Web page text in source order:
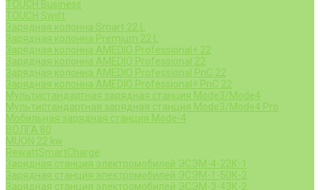
TOUCH Business
TOUCH Swift
Зарядная колонна Smart 22 L
Зарядная колонна Premium 22 L
Зарядная колонна AMEDIO Professional+ 22
Зарядная колонна AMEDIO Professional 22
Зарядная колонна AMEDIO Professional PnC 22
Зарядная колонна AMEDIO Professional+ PnC 22
Мультистандартная зарядная станция Mode3/Mode4
Мультистандартная зарядная станция Mode3/Mode4 Pro
Мобильная зарядная станция Mode-4
ВОЛГА 80
MUON 22 kw
RewattSmartCharge
Зарядная станция электромобилей ЭСЭМ-4-22К-1
Зарядная станция электромобилей ЭСЭМ-1-50К-2
Зарядная станция электромобилей ЭСЭМ-3-43К-2